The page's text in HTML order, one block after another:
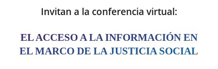
Invitan a la conferencia virtual:
EL ACCESO A LA INFORMACIÓN EN
EL MARCO DE LA JUSTICIA SOCIAL